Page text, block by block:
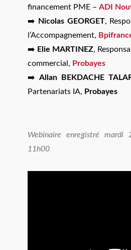
financement PME – ADI
➡️
Nicolas GEORGET,
l’Accompagnement,
➡️ Elie MARTINEZ,
commercial, Probayes
➡️ Allan BEKDACHE
Partenariats IA, Probayes
Webinaire enregistré
11h00